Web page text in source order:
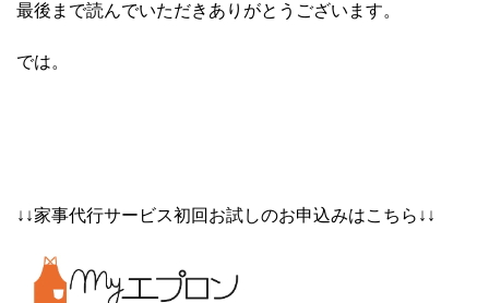
最後まで読んでいただきありがとうございます。
では。
↓↓家事代行サービス初回お試しのお申込みはこちら↓↓